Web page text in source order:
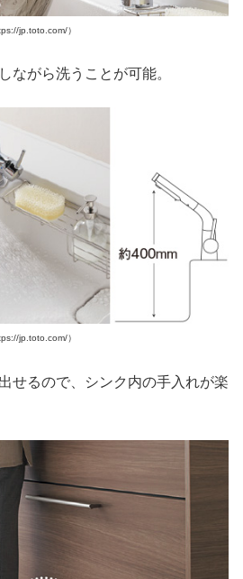
jp.toto.com/）
ながら洗うことが可能。
jp.toto.com/）
せるので、シンク内の手入れが楽